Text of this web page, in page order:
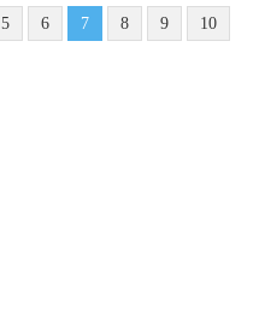
5 6 7 8 9 10